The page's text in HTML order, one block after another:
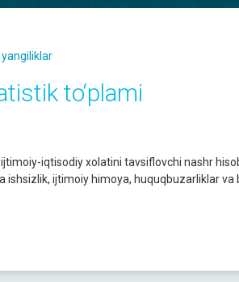
to‘plami
iqtisodiy xolatini tavsiflovchi nashr
ishsizlik, ijtimoiy himoya, huquqbuzarliklar